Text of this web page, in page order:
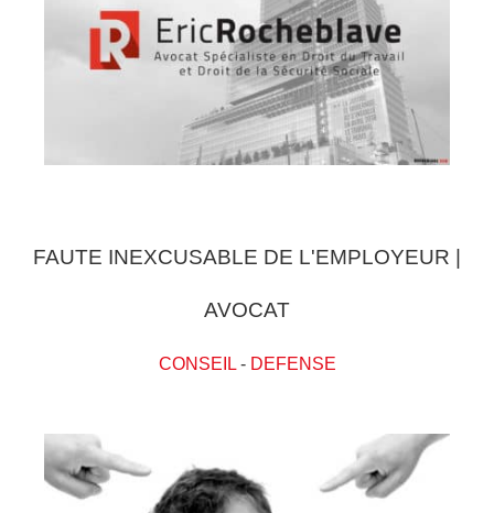
FAUTE INEXCUSABLE DE L'EMPLOYEUR |
AVOCAT
CONSEIL- DEFENSE